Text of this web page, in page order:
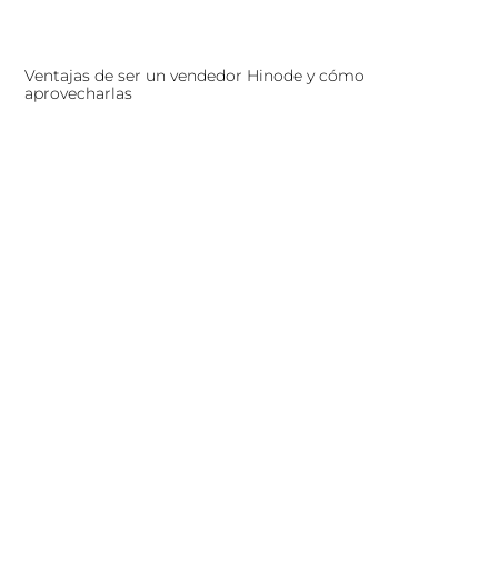
Ventajas de ser un vendedor Hinode y cómo
aprovecharlas